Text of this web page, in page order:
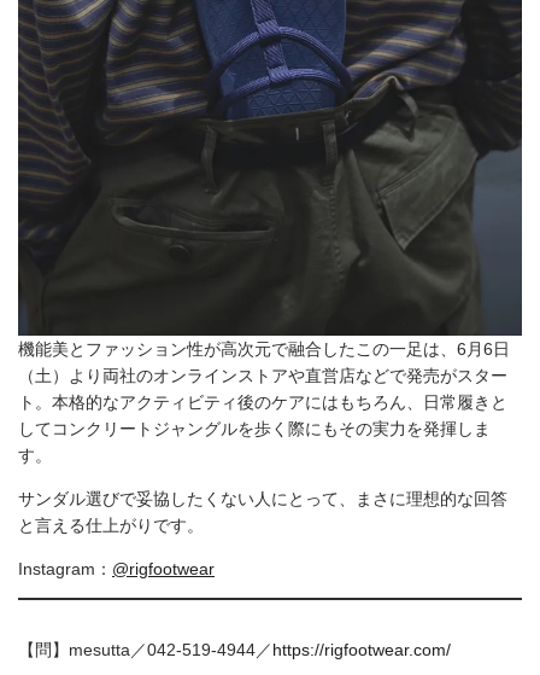
機能美とファッション性が高次元で融合したこの一足は、6月6日
（土）より両社のオンラインストアや直営店などで発売がスター
ト。本格的なアクティビティ後のケアにはもちろん、日常履きと
してコンクリートジャングルを歩く際にもその実力を発揮しま
す。
サンダル選びで妥協したくない人にとって、まさに理想的な回答
と言える仕上がりです。
Instagram： @rigfootwear
【問】mesutta／042-519-4944／https://rigfootwear.com/